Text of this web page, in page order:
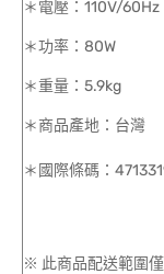
＊電壓：110V/60Hz
＊功率：80W
＊重量：5.9kg
＊商品產地：台灣
＊國際條碼：
※ 此商品配送範圍